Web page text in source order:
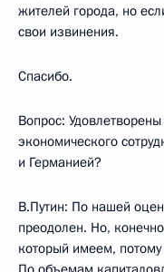
жителей города, но
свои извинения.
Спасибо.
Вопрос:
экономического
и Германией?
В.Путин: По нашей
преодолен. Но,
который имеем,